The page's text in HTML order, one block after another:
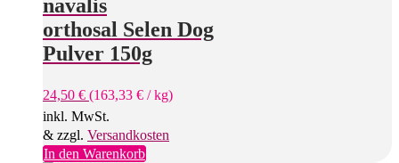
navalis
orthosal Selen Dog
Pulver 150g
24,50 € (163,33 € /kg)
inkl. MwSt.
& zzgl. Versandkosten
In den Warenkorb